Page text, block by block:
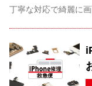
丁寧な対応で綺麗に